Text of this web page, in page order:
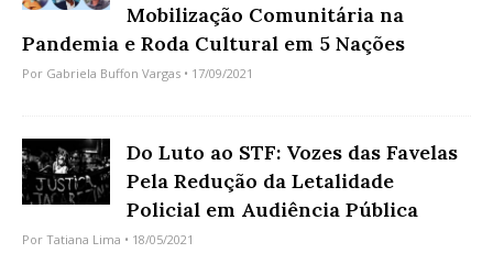
Mobilização Comunitária na
Pandemia e Roda Cultural em 5 Nações
Por Gabriela Buffon Vargas • 17/09/2021
Do Luto ao STF: Vozes das Favelas
Pela Redução da Letalidade
Policial em Audiência Pública
Por Tatiana Lima • 18/05/2021